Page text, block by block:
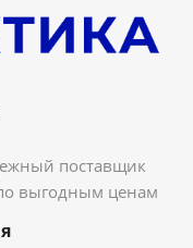
поставщик
выгодным ценам